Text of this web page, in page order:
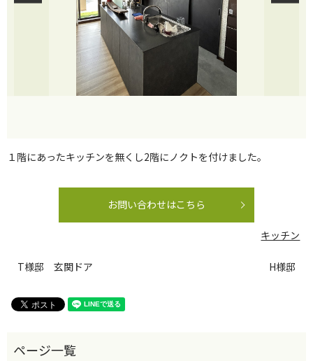
１階にあったキッチンを無くし2階にノクトを付けました。
お問い合わせはこちら
キッチン
T様邸 玄関ドア H様邸